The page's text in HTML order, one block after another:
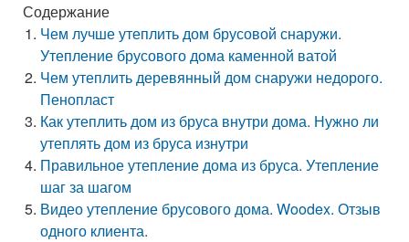
Содержание
Чем лучше утеплить дом брусовой снаружи.
Утепление брусового дома каменной ватой
Чем утеплить деревянный дом снаружи недорого.
Пенопласт
Как утеплить дом из бруса внутри дома. Нужно ли
утеплять дом из бруса изнутри
Правильное утепление дома из бруса. Утепление
шаг за шагом
Видео утепление брусового дома. Woodex. Отзыв
одного клиента.